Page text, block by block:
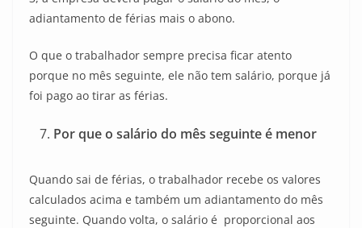
adiantamento de férias mais o abono.
O que o trabalhador sempre precisa ficar atento
porque no mês seguinte, ele não tem salário, porque já
foi pago ao tirar as férias.
Por que o salário do mês seguinte é menor
Quando sai de férias, o trabalhador recebe os valores
calculados acima e também um adiantamento do mês
seguinte. Quando volta, o salário é proporcional aos